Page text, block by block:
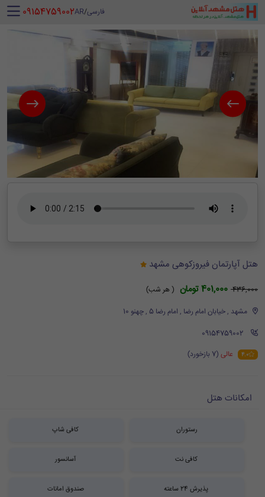
فارسی/
AR
‪ 09154759002
هتل آپارتمان فیروزکوهی مشهد
436,000 401,000 تومان
( هر شب)
مشهد , خیابان امام رضا , امام رضا 5 , چهنو 10
‪ 09154759002
4.0 عالی (7 بازخورد)
امکانات هتل
رستوران کافی شاپ
کافی نت آسانسور
پذیرش 24 ساعته صندوق امانات